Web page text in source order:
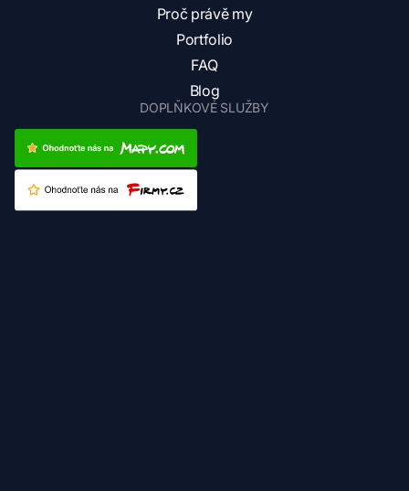
Proč právě my
Portfolio
FAQ
Blog
DOPLŇKOVÉ SLUŽBY